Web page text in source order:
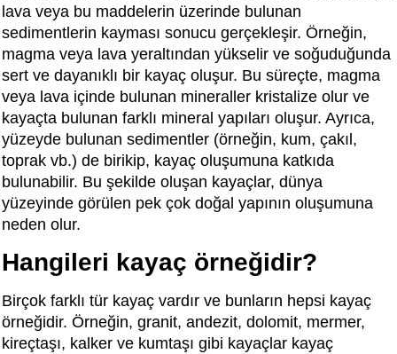
lava veya bu maddelerin üzerinde bulunan
sedimentlerin kayması sonucu gerçekleşir. Örneğin,
magma veya lava yeraltından yükselir ve soğuduğunda
sert ve dayanıklı bir kayaç oluşur. Bu süreçte, magma
veya lava içinde bulunan mineraller kristalize olur ve
kayaçta bulunan farklı mineral yapıları oluşur. Ayrıca,
yüzeyde bulunan sedimentler (örneğin, kum, çakıl,
toprak vb.) de birikip, kayaç oluşumuna katkıda
bulunabilir. Bu şekilde oluşan kayaçlar, dünya
yüzeyinde görülen pek çok doğal yapının oluşumuna
neden olur.
Hangileri kayaç örneğidir?
Birçok farklı tür kayaç vardır ve bunların hepsi kayaç
örneğidir. Örneğin, granit, andezit, dolomit, mermer,
kireçtaşı, kalker ve kumtaşı gibi kayaçlar kayaç